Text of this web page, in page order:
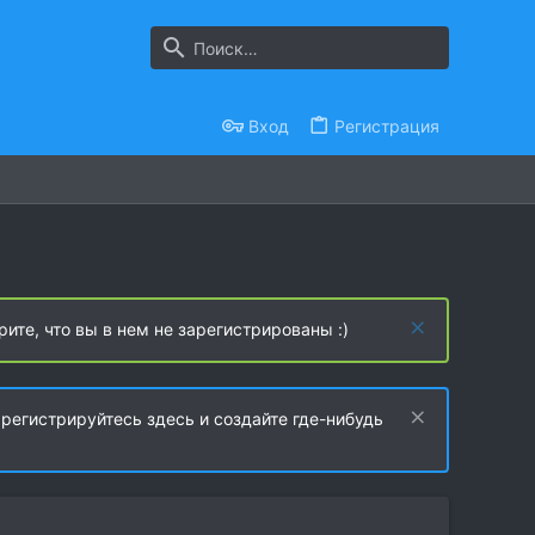
Вход Регистрация
что вы в нем не зарегистрированы :)
здесь и создайте где-нибудь